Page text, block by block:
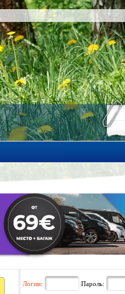
Логин: Пароль: